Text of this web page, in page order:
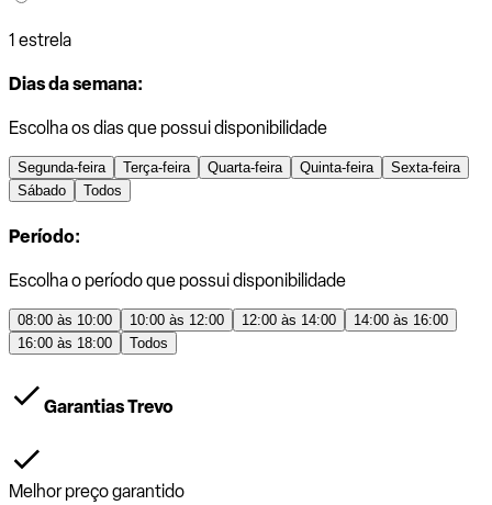
1 estrela
Dias da semana:
Escolha os dias que possui disponibilidade
Segunda-feira Terça-feira Quarta-feira Quinta-feira
Sexta-feira
Sábado
Todos
Período:
Escolha o período que possui disponibilidade
08:00 às 10:00 10:00 às 12:00 12:00 às 14:00
14:00 às 16:00
16:00 às 18:00
Todos
Garantias Trevo
Melhor preço garantido